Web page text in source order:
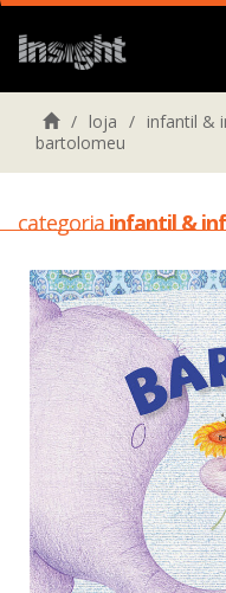
/ loja / infantil &
bartolomeu
categoriainfantil &